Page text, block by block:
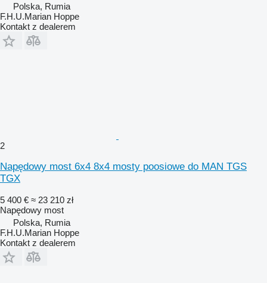
Polska, Rumia
F.H.U.Marian Hoppe
Kontakt z dealerem
2
Napędowy most 6x4 8x4 mosty poosiowe do MAN TGS
TGX
5 400 € ≈ 23 210 zł
Napędowy most
Polska, Rumia
F.H.U.Marian Hoppe
Kontakt z dealerem